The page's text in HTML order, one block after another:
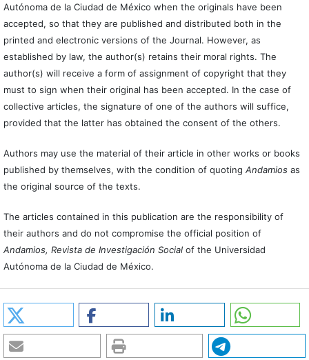
Autónoma de la Ciudad de México when the originals have been
accepted, so that they are published and distributed both in the
printed and electronic versions of the Journal. However, as
established by law, the author(s) retains their moral rights. The
author(s) will receive a form of assignment of copyright that they
must to sign when their original has been accepted. In the case of
collective articles, the signature of one of the authors will suffice,
provided that the latter has obtained the consent of the others.
Authors may use the material of their article in other works or books
published by themselves, with the condition of quoting Andamiosas
the original source of the texts.
The articles contained in this publication are the responsibility of
their authors and do not compromise the official position of
Andamios, Revista de Investigación Social of the Universidad
Autónoma de la Ciudad de México.